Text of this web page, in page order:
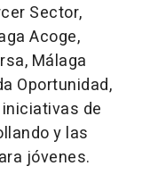
Sector,
Acoge,
Málaga
Oportunidad,
de
y las
jóvenes.